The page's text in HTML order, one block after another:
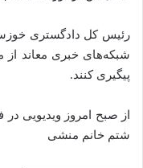
رئیس کل دادگستری
شبکه‌های خبری معاند
پیگیری کنند.
از صبح امروز ویدیویی
شتم خانم منشی